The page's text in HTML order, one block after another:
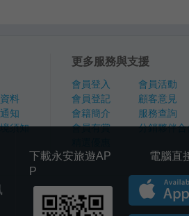
料
知
須知
更多服務與支援
會員登入
會員登記
會籍簡介
會員有賞
會員活動
顧客意見
服務查詢
分銷夥伴
下載永安旅遊AP
P
電腦直